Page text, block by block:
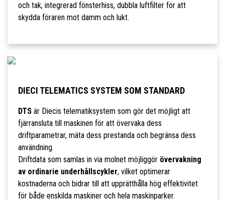
och tak, integrerad fönsterhiss, dubbla luftfilter för att
skydda föraren mot damm och lukt.
DIECI TELEMATICS SYSTEM SOM STANDARD
DTSär Diecis telematiksystem som gör det möjligt att
fjärransluta till maskinen för att övervaka dess
driftparametrar, mäta dess prestanda och begränsa dess
användning.
Driftdata som samlas in via molnet möjliggör övervakning
av ordinarie underhållscykler, vilket optimerar
kostnaderna och bidrar till att upprätthålla hög effektivitet
för både enskilda maskiner och hela maskinparker.